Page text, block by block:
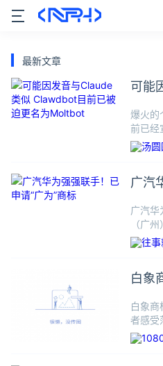
最新文章
可能
爆火的
前已经
是
名，但
广汽
广汽
（广
册了多
标。
庆，
白象
白象商
者感受
桶方便
络上引